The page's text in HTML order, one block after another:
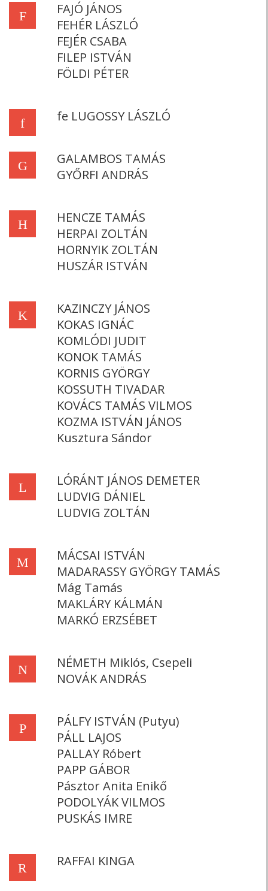
F
FAJÓ JÁNOS
FEHÉR LÁSZLÓ
FEJÉR CSABA
FILEP ISTVÁN
FÖLDI PÉTER
f fe LUGOSSY LÁSZLÓ
G
GALAMBOS TAMÁS
GYŐRFI ANDRÁS
H
HENCZE TAMÁS
HERPAI ZOLTÁN
HORNYIK ZOLTÁN
HUSZÁR ISTVÁN
K
KAZINCZY JÁNOS
KOKAS IGNÁC
KOMLÓDI JUDIT
KONOK TAMÁS
KORNIS GYÖRGY
KOSSUTH TIVADAR
KOVÁCS TAMÁS VILMOS
KOZMA ISTVÁN JÁNOS
Kusztura Sándor
L
LÓRÁNT JÁNOS DEMETER
LUDVIG DÁNIEL
LUDVIG ZOLTÁN
M
MÁCSAI ISTVÁN
MADARASSY GYÖRGY TAMÁS
Mág Tamás
MAKLÁRY KÁLMÁN
MARKÓ ERZSÉBET
N
NÉMETH Miklós, Csepeli
NOVÁK ANDRÁS
P
PÁLFY ISTVÁN (Putyu)
PÁLL LAJOS
PALLAY Róbert
PAPP GÁBOR
Pásztor Anita Enikő
PODOLYÁK VILMOS
PUSKÁS IMRE
R RAFFAI KINGA